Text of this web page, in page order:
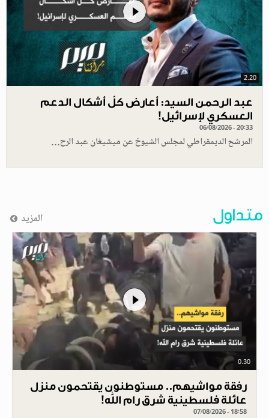
2.20
عبد الرحمن السيد: أعارض كلّ أشكال الدعم
العسكري لإسرائيل!
06/08/2026 - 20:33
المرشح الديمقراطي لمجلس الشيوخ عن ميشيغان عبد الرح…
متداول المزيد
0.30
رفقة مواشيهم.. مستوطنون يقتحمون منزل
عائلة فلسطينية شرق رام الله!
07/08/2026 - 18:58